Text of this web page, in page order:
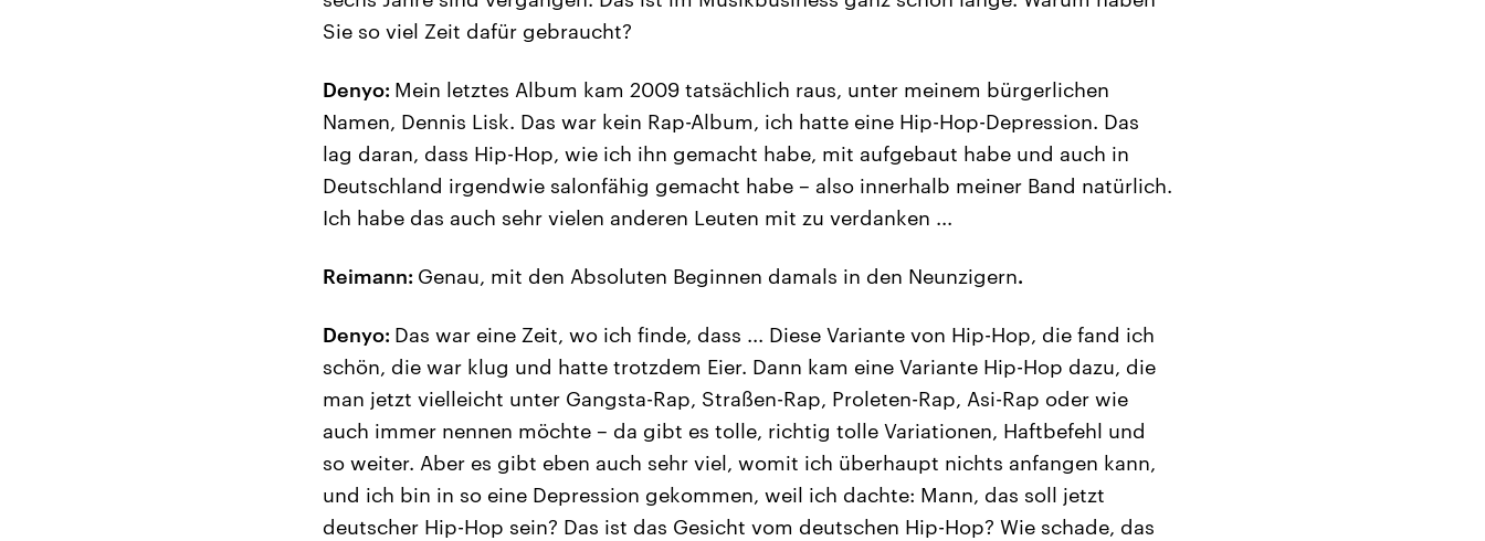
Sie so viel Zeit dafür gebraucht?
Denyo: Mein letztes Album kam 2009 tatsächlich raus, unter meinem bürgerlichen
Namen, Dennis Lisk. Das war kein Rap-Album, ich hatte eine Hip-Hop-Depression. Das
lag daran, dass Hip-Hop, wie ich ihn gemacht habe, mit aufgebaut habe und auch in
Deutschland irgendwie salonfähig gemacht habe – also innerhalb meiner Band natürlich.
Ich habe das auch sehr vielen anderen Leuten mit zu verdanken ...
Reimann: Genau, mit den Absoluten Beginnen damals in den Neunzigern.
Denyo: Das war eine Zeit, wo ich finde, dass ... Diese Variante von Hip-Hop, die fand ich
schön, die war klug und hatte trotzdem Eier. Dann kam eine Variante Hip-Hop dazu, die
man jetzt vielleicht unter Gangsta-Rap, Straßen-Rap, Proleten-Rap, Asi-Rap oder wie
auch immer nennen möchte – da gibt es tolle, richtig tolle Variationen, Haftbefehl und
so weiter. Aber es gibt eben auch sehr viel, womit ich überhaupt nichts anfangen kann,
und ich bin in so eine Depression gekommen, weil ich dachte: Mann, das soll jetzt
deutscher Hip-Hop sein? Das ist das Gesicht vom deutschen Hip-Hop? Wie schade, das